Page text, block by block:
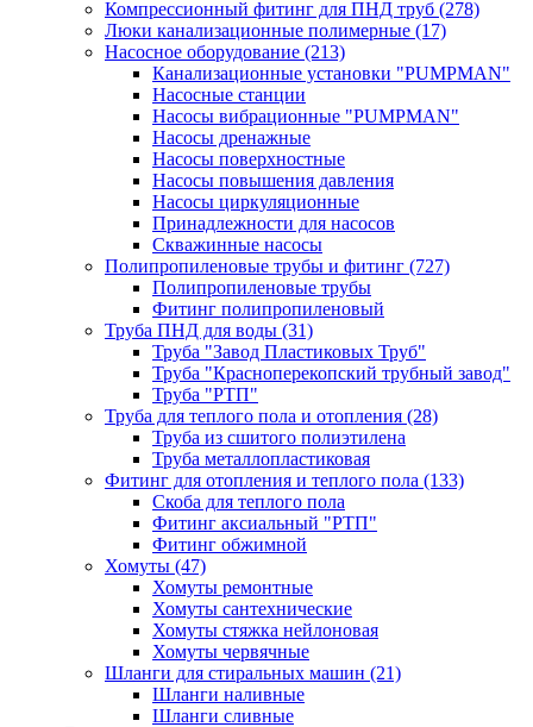
Компрессионный фитинг для ПНД труб (278)
Люки канализационные полимерные (17)
Насосное оборудование (213)
Канализационные установки "PUMPMAN"
Насосные станции
Насосы вибрационные "PUMPMAN"
Насосы дренажные
Насосы поверхностные
Насосы повышения давления
Насосы циркуляционные
Принадлежности для насосов
Скважинные насосы
Полипропиленовые трубы и фитинг (727)
Полипропиленовые трубы
Фитинг полипропиленовый
Труба ПНД для воды (31)
Труба "Завод Пластиковых Труб"
Труба "Красноперекопский трубный завод"
Труба "РТП"
Труба для теплого пола и отопления (28)
Труба из сшитого полиэтилена
Труба металлопластиковая
Фитинг для отопления и теплого пола (133)
Скоба для теплого пола
Фитинг аксиальный "РТП"
Фитинг обжимной
Хомуты (47)
Хомуты ремонтные
Хомуты сантехнические
Хомуты стяжка нейлоновая
Хомуты червячные
Шланги для стиральных машин (21)
Шланги наливные
Шланги сливные